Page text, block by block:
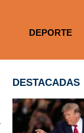
DEPORTE
DESTACADAS